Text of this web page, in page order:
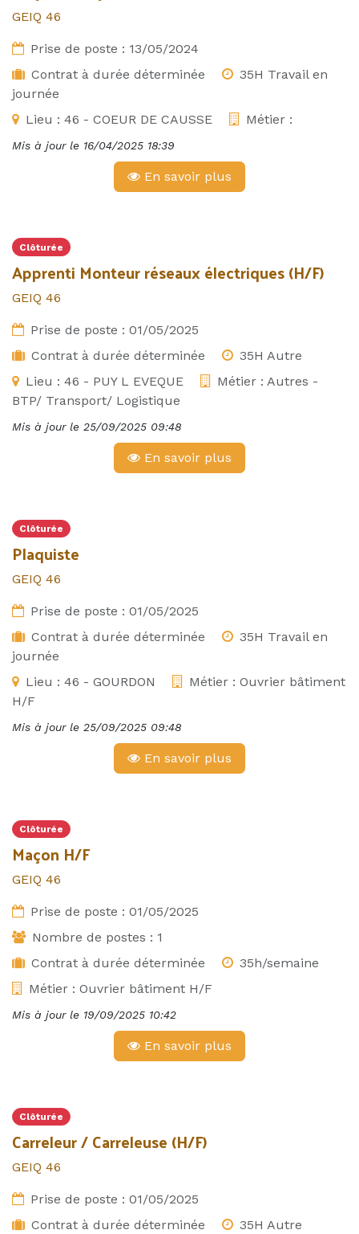
GEIQ 46
Prise de poste : 13/05/2024
Contrat à durée déterminée
35H Travail en
journée
Lieu : 46 - COEUR DE CAUSSE Métier :
Mis à jour le 16/04/2025 18:39
En savoir plus
Clôturée
Apprenti Monteur réseaux électriques (H/F)
GEIQ 46
Prise de poste : 01/05/2025
Contrat à durée déterminée
35H Autre
Lieu : 46 - PUY L EVEQUE Métier : Autres -
BTP/ Transport/ Logistique
Mis à jour le 25/09/2025 09:48
En savoir plus
Clôturée
Plaquiste
GEIQ 46
Prise de poste : 01/05/2025
Contrat à durée déterminée
35H Travail en
journée
Lieu : 46 - GOURDON Métier : Ouvrier bâtiment
H/F
Mis à jour le 25/09/2025 09:48
En savoir plus
Clôturée
Maçon H/F
GEIQ 46
Prise de poste : 01/05/2025
Nombre de postes : 1
Contrat à durée déterminée
35h/semaine
Métier : Ouvrier bâtiment H/F
Mis à jour le 19/09/2025 10:42
En savoir plus
Clôturée
Carreleur / Carreleuse (H/F)
GEIQ 46
Prise de poste : 01/05/2025
Contrat à durée déterminée
35H Autre